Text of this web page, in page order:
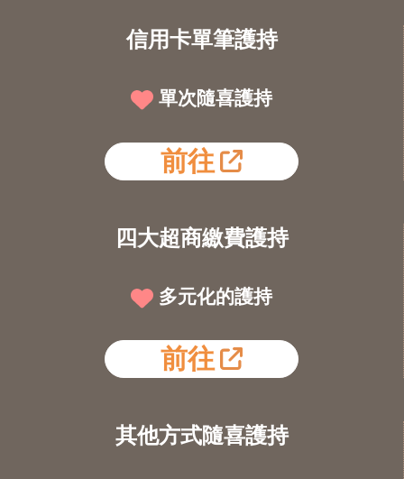
信用卡單筆護持
單次隨喜護持
前往
四大超商繳費護持
多元化的護持
前往
其他方式隨喜護持